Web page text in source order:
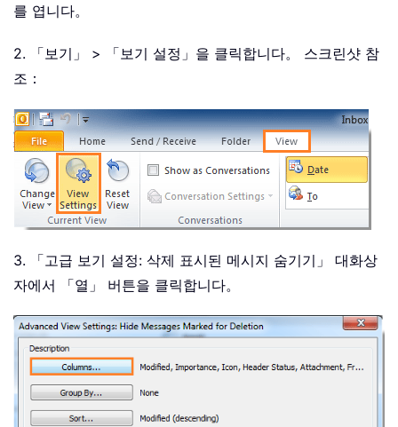
를 엽니다。
2. 「보기」 > 「보기 설정」을 클릭합니다。 스크린샷 참
조：
3. 「고급 보기 설정: 삭제 표시된 메시지 숨기기」 대화상
자에서 「열」 버튼을 클릭합니다。